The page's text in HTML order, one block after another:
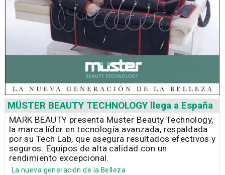
MÜSTER BEAUTY TECHNOLOGY llega a España
MARK BEAUTY presenta Müster Beauty Technology,
la marca líder en tecnología avanzada, respaldada
por su Tech Lab, que asegura resultados efectivos y
seguros. Equipos de alta calidad con un
rendimiento excepcional.
La nueva generación de la Belleza